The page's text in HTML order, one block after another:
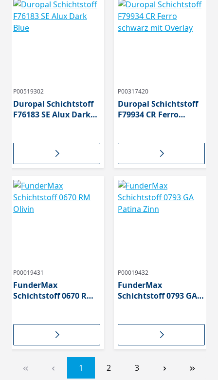
P00519302
Duropal Schichtstoff
F76183 SE Alux Dark
P00317420
Duropal Schichtstoff
F79934 CR Ferro
P00019431
FunderMax
Schichtstoff 0670 RM
P00019432
FunderMax
Schichtstoff 0793 GA
1 2 3